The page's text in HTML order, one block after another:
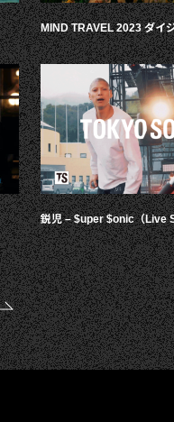
MIND TRAVEL 2023 ダイ
鋭児 – $uper $onic（Live